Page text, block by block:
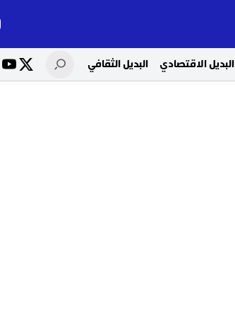
البديل الاقتصادي البديل الثقافي